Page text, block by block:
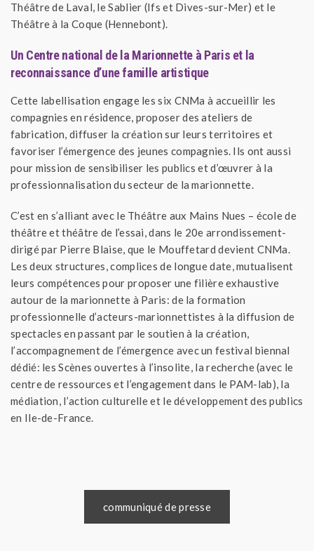
Théâtre de Laval, le Sablier (Ifs et Dives-sur-Mer) et le
Théâtre à la Coque (Hennebont).
Un Centre national de la Marionnette à Paris et la
reconnaissance d’une famille artistique
Cette labellisation engage les six CNMa à accueillir les
compagnies en résidence, proposer des ateliers de
fabrication, diffuser la création sur leurs territoires et
favoriser l’émergence des jeunes compagnies. Ils ont aussi
pour mission de sensibiliser les publics et d’œuvrer à la
professionnalisation du secteur de la marionnette.
C’est en s’alliant avec le Théâtre aux Mains Nues – école de
théâtre et théâtre de l’essai, dans le 20e arrondissement-
dirigé par Pierre Blaise, que le Mouffetard devient CNMa.
Les deux structures, complices de longue date, mutualisent
leurs compétences pour proposer une filière exhaustive
autour de la marionnette à Paris: de la formation
professionnelle d’acteurs-marionnettistes à la diffusion de
spectacles en passant par le soutien à la création,
l’accompagnement de l’émergence avec un festival biennal
dédié: les Scènes ouvertes à l’insolite, la recherche (avec le
centre de ressources et l’engagement dans le PAM-lab), la
médiation, l’action culturelle et le développement des publics
en Ile-de-France.
communiqué de presse